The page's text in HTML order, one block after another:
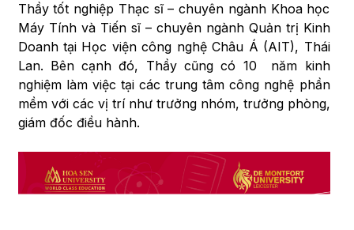
Thầy tốt nghiệp Thạc sĩ – chuyên ngành Khoa học
Máy Tính và Tiến sĩ – chuyên ngành Quản trị Kinh
Doanh tại Học viện công nghệ Châu Á (AIT), Thái
Lan. Bên cạnh đó, Thầy cũng có 10 năm kinh
nghiệm làm việc tại các trung tâm công nghệ phần
mềm với các vị trí như trưởng nhóm, trưởng phòng,
giám đốc điều hành.